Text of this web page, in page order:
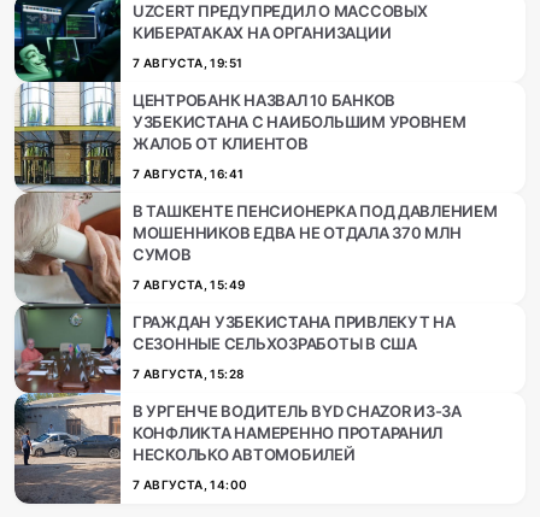
UZCERT ПРЕДУПРЕДИЛ О МАССОВЫХ
КИБЕРАТАКАХ НА ОРГАНИЗАЦИИ
7 АВГУСТА, 19:51
ЦЕНТРОБАНК НАЗВАЛ 10 БАНКОВ
УЗБЕКИСТАНА С НАИБОЛЬШИМ УРОВНЕМ
ЖАЛОБ ОТ КЛИЕНТОВ
7 АВГУСТА, 16:41
В ТАШКЕНТЕ ПЕНСИОНЕРКА ПОД ДАВЛЕНИЕМ
МОШЕННИКОВ ЕДВА НЕ ОТДАЛА 370 МЛН
СУМОВ
7 АВГУСТА, 15:49
ГРАЖДАН УЗБЕКИСТАНА ПРИВЛЕКУТ НА
СЕЗОННЫЕ СЕЛЬХОЗРАБОТЫ В США
7 АВГУСТА, 15:28
В УРГЕНЧЕ ВОДИТЕЛЬ BYD CHAZOR ИЗ-ЗА
КОНФЛИКТА НАМЕРЕННО ПРОТАРАНИЛ
НЕСКОЛЬКО АВТОМОБИЛЕЙ
7 АВГУСТА, 14:00